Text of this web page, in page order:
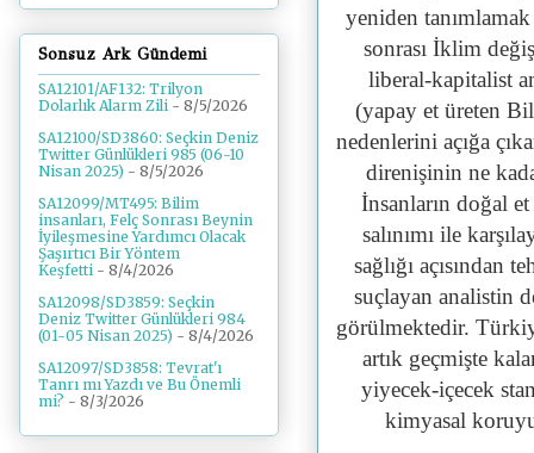
yeniden
sonrası İklim
liberal-kapitalist
(yapay et üreten
nedenlerini açığa
direnişinin ne
İnsanların doğal
salınımı ile
sağlığı açısından
suçlayan analistin
görülmektedir.
artık geçmişte
yiyecek-içecek
kimyasal
Sonsuz Ark Gündemi
SA12101/AF132: Trilyon
Dolarlık Alarm Zili - 8/5/2026
SA12100/SD3860: Seçkin Deniz
Twitter Günlükleri 985 (06-10
Nisan 2025) - 8/5/2026
SA12099/MT495: Bilim
insanları, Felç Sonrası Beynin
İyileşmesine Yardımcı Olacak
Şaşırtıcı Bir Yöntem
Keşfetti - 8/4/2026
SA12098/SD3859: Seçkin
Deniz Twitter Günlükleri 984
(01-05 Nisan 2025) - 8/4/2026
SA12097/SD3858: Tevrat'ı
Tanrı mı Yazdı ve Bu Önemli
mi? - 8/3/2026